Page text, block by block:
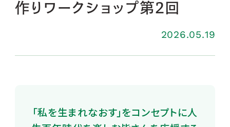
店舗のご案内
作りワークショップ第2回
2026.05.19
「私を生まれなおす」をコンセプトに人